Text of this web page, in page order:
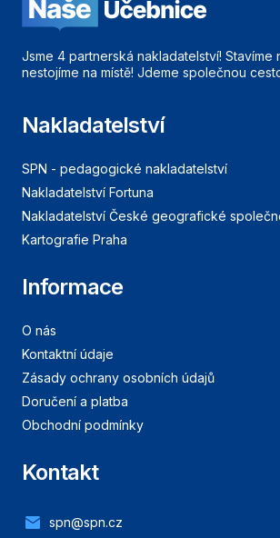
Jsme 4 partnerská nakladatelství! Stavíme
nestojíme na místě! Jdeme společnou
Nakladatelství
SPN - pedagogické nakladatelství
Nakladatelství Fortuna
Nakladatelství České geografické
Kartografie Praha
Informace
O nás
Kontaktní údaje
Zásady ochrany osobních údajů
Doručení a platba
Obchodní podmínky
Kontakt
spn@spn.cz